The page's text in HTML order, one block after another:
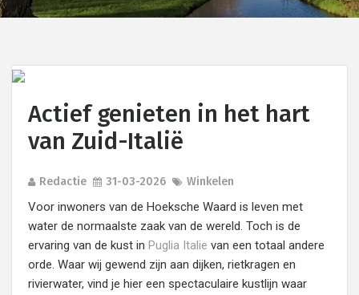
Actief genieten in het hart
van Zuid-Italië
Redactie 31-03-2026 Winkelen
Voor inwoners van de Hoeksche Waard is leven met
water de normaalste zaak van de wereld. Toch is de
ervaring van de kust in Puglia Italie van een totaal andere
orde. Waar wij gewend zijn aan dijken, rietkragen en
rivierwater, vind je hier een spectaculaire kustlijn waar